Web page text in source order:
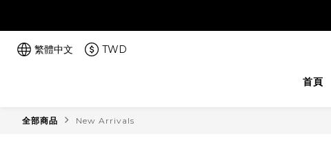
繁體中文 TWD
首頁
全部商品 New Arrivals